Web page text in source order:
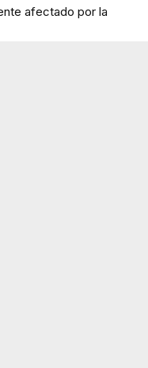
afectado por la